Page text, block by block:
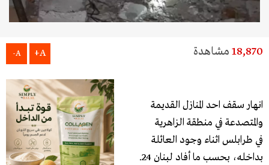
18,870 مشاهدة A+
A-
انهار سقف احد المنازل القديمة
والمتصدعة في منطقة الزاهرية
في طرابلس اثناء وجود العائلة
بداخله، بحسب ما أفاد لبنان 24.